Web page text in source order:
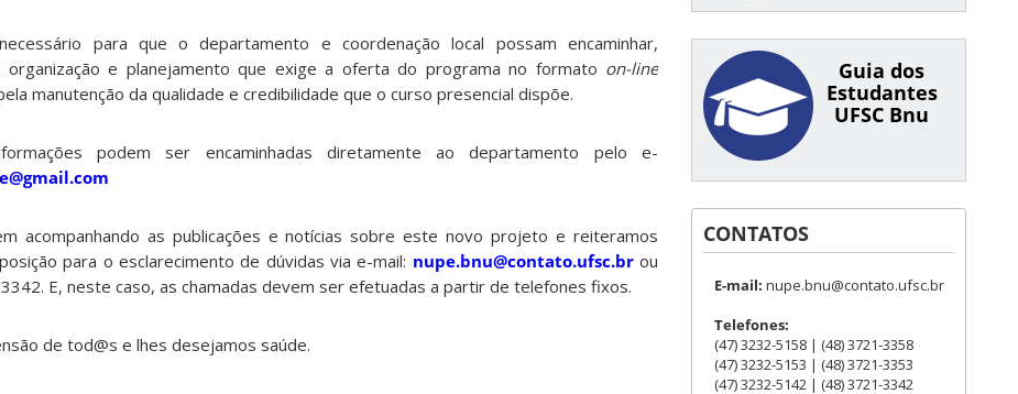
para que o departamento e coordenação local possam encaminhar,
organização e planejamento que exige a oferta do programa no formato on-line
manutenção da qualidade e credibilidade que o curso presencial dispõe.
podem ser encaminhadas diretamente ao departamento pelo e-
acompanhando as publicações e notícias sobre este novo projeto e reiteramos
para o esclarecimento de dúvidas via e-mail: nupe.bnu@contato.ufsc.brou
E, neste caso, as chamadas devem ser efetuadas a partir de telefones fixos.
de tod@s e lhes desejamos saúde.
Guia dos
Estudantes
UFSC Bnu
CONTATOS
E-mail: nupe.bnu@contato.ufsc.br
Telefones:
(47) 3232-5158 | (48) 3721-3358
(47) 3232-5153 | (48) 3721-3353
(47) 3232-5142 | (48) 3721-3342